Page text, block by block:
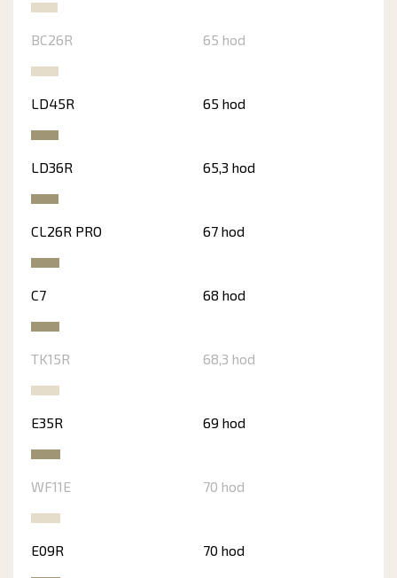
BC26R 65 hod
LD45R 65 hod
LD36R 65,3 hod
CL26R PRO 67 hod
C7 68 hod
TK15R 68,3 hod
E35R 69 hod
WF11E 70 hod
E09R 70 hod